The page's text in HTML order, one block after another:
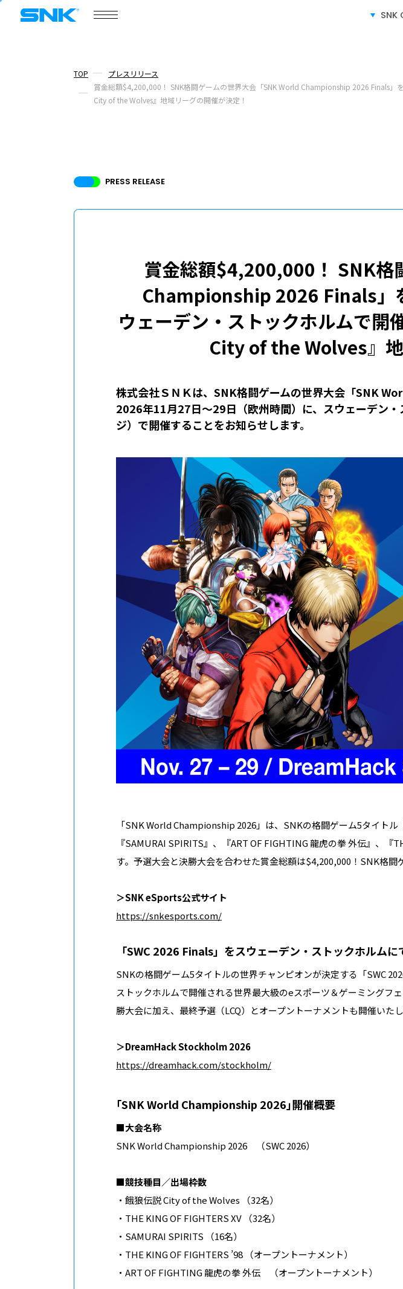
SNK
COMPANY
採用情報
SERVICE 事業
このサイトについて このサイトにつ
TOP
プレスリリース
賞金総額$4,200,000！ SNK格闘ゲームの世界大会「SNK World Championship 2026 Finals
City of the Wolves』地域リーグの開催が決定！
PRESS RELEASE
賞金総額$4,200,000！ SNK格
Championship 2026 Finals」
ウェーデン・ストックホルムで開
City of the Wolves』
株式会社ＳＮＫは、SNK格闘ゲームの世界大会「SNK
2026年11月27日～29日（欧州時間）に、スウェーデン
ジ）で開催することをお知らせします。
「SNK World Championship 2026」は、SNKの格闘ゲーム5タイト
『SAMURAI SPIRITS』、『ART OF FIGHTING 龍虎の拳 外伝』、
す。予選大会と決勝大会を合わせた賞金総額は$4,200,000！SNK格闘
＞SNK eSports公式サイト
https://snkesports.com/
「SWC 2026 Finals」をスウェーデン・ストックホルムに
SNKの格闘ゲーム5タイトルの世界チャンピオンが決定する「SWC
ストックホルムで開催される世界最大級のeスポーツ＆ゲーミング
勝大会に加え、最終予選（LCQ）とオープントーナメントも開催いた
＞DreamHack Stockholm 2026
https://dreamhack.com/stockholm/
｢SNK World Championship 2026｣開催概要
■大会名称
SNK World Championship 2026 （SWC 2026）
■競技種目／出場枠数
・餓狼伝説 City of the Wolves （32名）
・THE KING OF FIGHTERS XV （32名）
・SAMURAI SPIRITS （16名）
・THE KING OF FIGHTERS ’98 （オープントーナメント）
・ART OF FIGHTING 龍虎の拳 外伝 （オープントーナメント）